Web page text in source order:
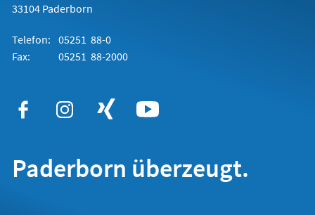
33104 Paderborn
Telefon: 05251 88-0
Fax:
05251 88-2000
Paderborn überzeugt.